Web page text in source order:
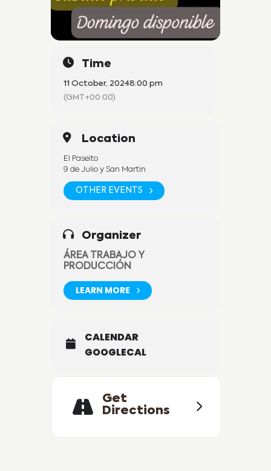
Time
11 October, 20248:00 pm
(GMT+00:00)
Location
El Paseito
9 de Julio y San Martin
OTHER EVENTS
Organizer
ÁREA TRABAJO Y
PRODUCCIÓN
LEARN MORE
CALENDAR
GOOGLECAL
Get
Directions